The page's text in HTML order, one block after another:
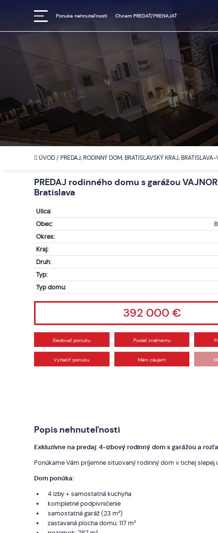
Ponuka nehnuteľnosti Chcem PREDAŤ/PRENAJAŤ
ÚVOD/PREDAJ, RODINNÝ DOM, BRATISLAVSKÝ KRAJ,
PREDAJ rodinného domu s garážou
Bratislava
Ulica:
Obec:
Okres:
Kraj:
Druh:
Typ:
Typ domu:
392 000 €
Sledovať ponuku Poslať známemu
Vytlačiť ponuku Mám záujem
Popis nehnuteľnosti
Exkluzívne na predaj: 4-izbový rodinný dom s garážou a
Ponúkame Vám príjemne situovaný rodinný dom v tichej
Dom ponúka:
4 izby + samostatná kuchyňa
kompletné podpivničenie
samostatná garáž (23 m²)
zastavaná plocha domu: 117 m²